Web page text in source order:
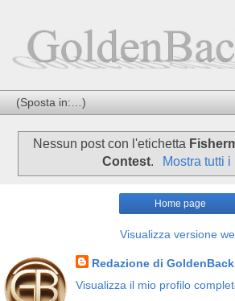
Nessun post con l'etichetta
Contest. Mostra tutti i
Home page
Visualizza versione
Redazione di
Visualizza il mio profilo